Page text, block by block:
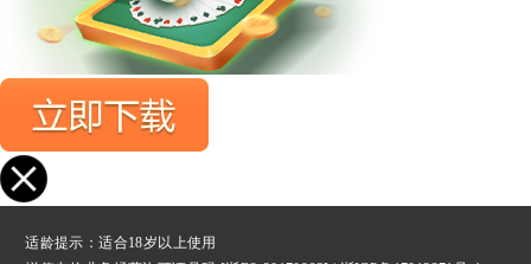
适龄提示：适合18岁以上使用